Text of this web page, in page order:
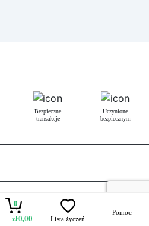
Bezpieczne
transakcje
Uczynione
bezpiecznym
0
zł0,00 Lista życzeń
Pomoc